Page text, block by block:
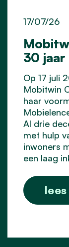
30 jaar
17/07/26
Op 17 juli
Mobitwin
haar
Al drie
met hulp
inwoners
een laag